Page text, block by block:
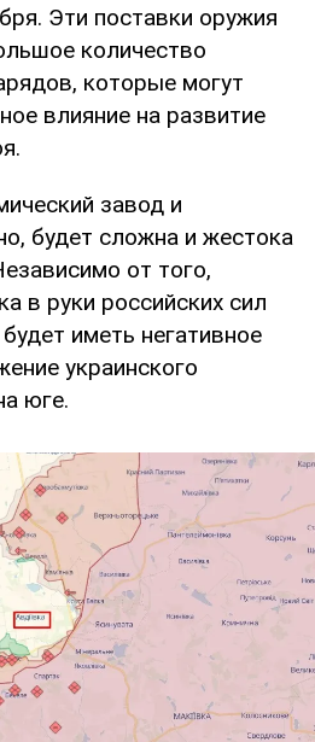
Эти поставки оружия
количество
которые могут
влияние на развитие
завод и
будет сложна и жестока
от того,
в руки российских сил
иметь негативное
украинского
юге.